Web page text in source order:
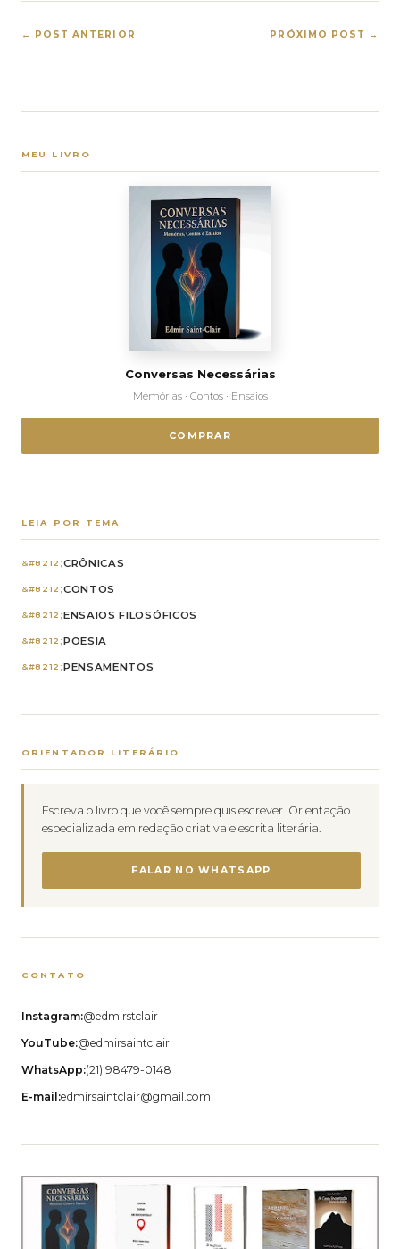
← POST ANTERIOR PRÓXIMO POST →
MEU LIVRO
Conversas Necessárias
Memórias · Contos · Ensaios
COMPRAR
LEIA POR TEMA
CRÔNICAS
CONTOS
ENSAIOS FILOSÓFICOS
POESIA
PENSAMENTOS
ORIENTADOR LITERÁRIO
Escreva o livro que você sempre quis escrever. Orientação
especializada em redação criativa e escrita literária.
FALAR NO WHATSAPP
CONTATO
Instagram:@edmirstclair
YouTube:@edmirsaintclair
WhatsApp:(21) 98479-0148
E-mail:edmirsaintclair@gmail.com